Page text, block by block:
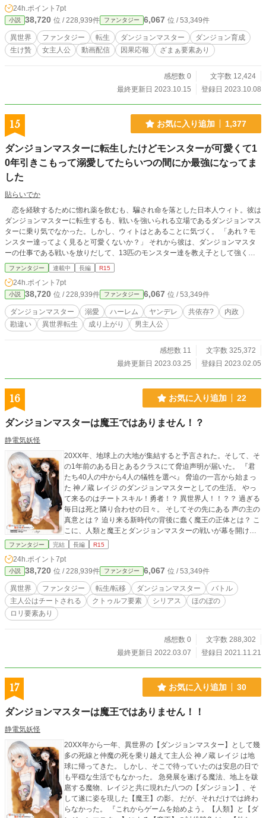
24h.ポイント 7pt
小説 38,720 位 / 228,939件 ファンタジー 6,067 位 / 53,349件
異世界 ファンタジー 転生 ダンジョンマスター
ダンジョン育成
生け贄
女主人公 動画配信 因果応報 ざまぁ要素あり
感想数 0
文字数 12,424
最終更新日 2023.10.15
登録日 2023.10.08
15 お気に入り追加 1,377
ダンジョンマスターに転生したけどモンスターが可愛くて1
0年引きこもって溺愛してたらいつの間にか最強になってま
した
貼らいでか
恋を経験するために惚れ薬を飲むも、騙され命を落とした日本人ウィト。彼は
ダンジョンマスターに転生するも、戦いを強いられる立場であるダンジョンマス
ターに乗り気でなかった。しかし、ウィトはとあることに気づく。 「あれ？モ
ンスター達ってよく見ると可愛くないか？」 それから彼は、ダンジョンマスタ
ーの仕事である戦いを放りだして、13匹のモンスター達を教え子として強く美
しく育てることに生きる意味を見出していく。 そして10年後、ひょんなことか
らモンスター達は美少女の姿を取るようになり、ウィトに恩を返そうと頑張るの
だが……。 なんと彼女達は、いつ使い捨てられてもおかしくないモンスターで
ありながら、10年間ウィトに溺愛されていたことによって超過激なヤンデレ狂
信者になってしまっていたのだった！ さらに、その愛の重さと湿度により、13
人全員が稀にしか生まれない激レアで最強のユニークモンスターになっており、
いつの間にか、恩返しは世界規模のものとなっていって……。 「あー。なんか
すぐ大陸で最も美しいビーチを占領しないと)」 「あ、いいねそれ！(近場のモン
スターも支配下にしないとだねー)」 「かしこまりましたわ！水着の用意をしな
げなければ！)」 何の深慮もない主人公、ダンジョンマスター・ウィトの気づか
ないところで、配下のモンスター達によって世界征服が始まる！それでいいのか
主人公！そろそろ止めないとドンドン話が大きくなるぞ主人公！ ※勘違いコメ
ディ要素もあります。※小説家になろう、カクヨム、アルファポリス、ノベルア
ップ＋、ノベルピアにも連載しております。
ファンタジー 連載中 長編 R15
24h.ポイント 7pt
小説 38,720 位 / 228,939件 ファンタジー 6,067 位 / 53,349件
ダンジョンマスター 溺愛 ハーレム ヤンデレ 共依存?
内政
勘違い
異世界転生 成り上がり 男主人公
感想数 11
文字数 325,372
最終更新日 2023.03.25
登録日 2023.02.05
16 お気に入り追加 22
ダンジョンマスターは魔王ではありません！？
静電気妖怪
20XX年、地球上の大地が集結すると予言された。そして、そ
の1年前のある日とあるクラスにて脅迫声明が届いた。 『君
たち40人の中から4人の犠牲を選べ』 脅迫の一言から始まっ
た 神ノ蔵 レイジ のダンジョンマスターとしての生活。 やっ
て来るのはチートスキル！勇者！？ 異世界人！！？？ 過ぎる
毎日は死と隣り合わせの日々。 そしてその先にある 声の主の
真意とは？ 迫り来る新時代の背後に蠢く魔王の正体とは？ こ
こに、人類と魔王とダンジョンマスターの戦いが幕を開け
る。 ◾️◆◾️◆◾️◆◾️◆◾️◆◾ 表紙が追加されました！ 描いてくだ
ことができます） とても綺麗でやんちゃなゼーレちゃんと困
っているレイジくんをありがとうございます！ ◾️◆◾️◆◾️◆◾️◆
◾️◆◾ Twitter ＠Seidenki＿youkai 静電気妖怪で検索しても出る
と思います。
ファンタジー 完結 長編 R15
24h.ポイント 7pt
小説 38,720 位 / 228,939件 ファンタジー 6,067 位 / 53,349件
異世界 ファンタジー 転生/転移 ダンジョンマスター
バトル
主人公はチートされる
クトゥルフ要素 シリアス
ほのぼの
ロリ要素あり
感想数 0
文字数 288,302
最終更新日 2022.03.07
登録日 2021.11.21
17 お気に入り追加 30
ダンジョンマスターは魔王ではありません！！
静電気妖怪
20XX年から一年、異世界の【ダンジョンマスター】として幾
多の死線と仲魔の死を乗り越えて主人公 神ノ蔵 レイジ は地
球に帰ってきた。 しかし、そこで待っていたのは安息の日で
も平穏な生活でもなかった。 急発展を遂げる魔法、地上を跋
扈する魔物、レイジと共に現れた八つの【ダンジョン】、そ
して遂に姿を現した【魔王】の影。 だが、それだけでは終わ
らなかった。 『これからゲームを始めよう。【人類】と【ダ